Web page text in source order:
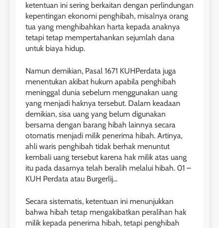
ketentuan ini sering berkaitan dengan perlindungan
kepentingan ekonomi penghibah, misalnya orang
tua yang menghibahkan harta kepada anaknya
tetapi tetap mempertahankan sejumlah dana
untuk biaya hidup.
Namun demikian, Pasal 1671 KUHPerdata juga
menentukan akibat hukum apabila penghibah
meninggal dunia sebelum menggunakan uang
yang menjadi haknya tersebut. Dalam keadaan
demikian, sisa uang yang belum digunakan
bersama dengan barang hibah lainnya secara
otomatis menjadi milik penerima hibah. Artinya,
ahli waris penghibah tidak berhak menuntut
kembali uang tersebut karena hak milik atas uang
itu pada dasarnya telah beralih melalui hibah. 01 –
KUH Perdata atau Burgerlij…
Secara sistematis, ketentuan ini menunjukkan
bahwa hibah tetap mengakibatkan peralihan hak
milik kepada penerima hibah, tetapi penghibah